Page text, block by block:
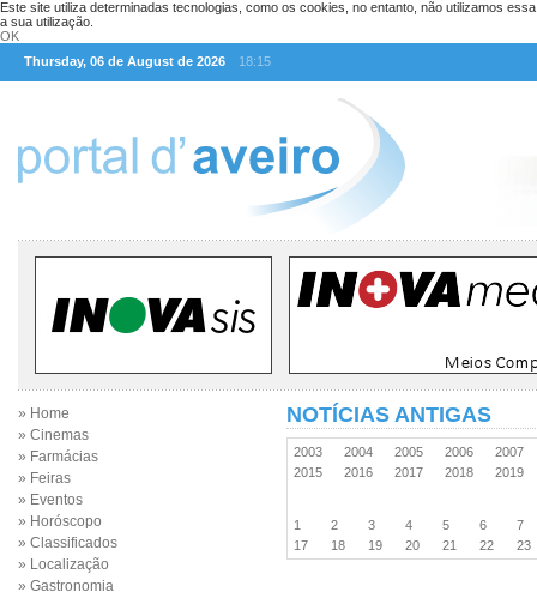
Este site utiliza determinadas tecnologias, como os cookies, no entanto, não utilizamos
a sua utilização.
OK
Thursday, 06 de August de 2026
18:15
» Home
» Cinemas
» Farmácias
» Feiras
» Eventos
» Horóscopo
» Classificados
» Localização
» Gastronomia
NOTÍCIAS ANTIGAS
2003 2004 2005 2006
2007
2015
2016 2017 2018 2019
1 2 3 4 5 6
7
17
18 19 20 21 22 23